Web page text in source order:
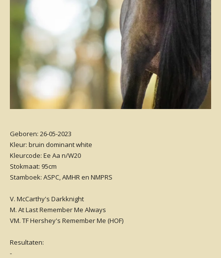
Geboren: 26-05-2023
Kleur: bruin dominant white
Kleurcode: Ee Aa n/W20
Stokmaat: 95cm
Stamboek: ASPC, AMHR en NMPRS
V. McCarthy's Darkknight
M. At Last Remember Me Always
VM. TF Hershey's Remember Me (HOF)
Resultaten:
-